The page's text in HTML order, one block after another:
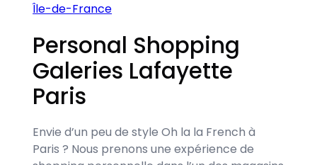
Île-de-France
Personal Shopping
Galeries Lafayette
Paris
Envie d’un peu de style Oh la la French à
Paris ? Nous prenons une expérience de